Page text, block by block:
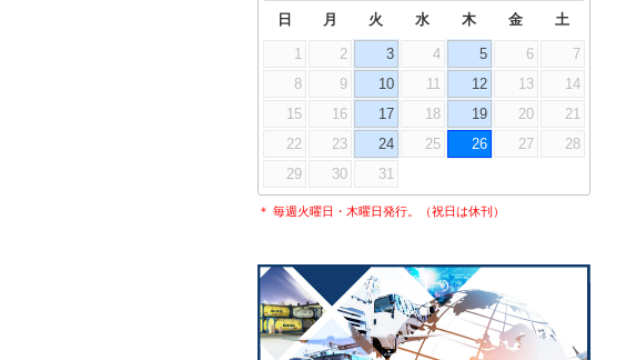
日 月 火 水 木 金 土
1 2 3 4 5 6
7
8
9 10 11 12 13
14
15
16 17 18 19 20
21
22
23 24 25 26 27
28
29
30 31
＊ 毎週火曜日・木曜日発行。（祝日は休刊）